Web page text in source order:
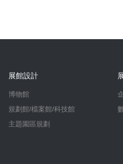
展館設計
博物館
規劃館/檔案館/科技館
主題園區規劃